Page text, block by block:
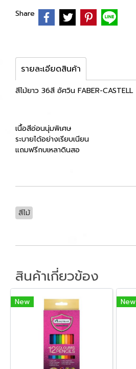
Share
รายละเอียดสินค้า
สีไม้ยาว 36สี อัศวิน FABER-CASTELL
เนื้อสีอ่อนนุ่มพิเศษ
ระบายได้อย่างเรียบเนียน
แถมฟรีกบเหลาดินสอ
สีไม้
สินค้าเกี่ยวข้อง
New New